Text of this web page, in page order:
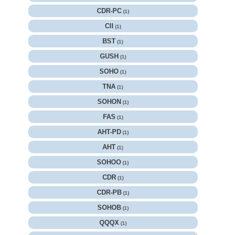
CDR-PC (1)
CII (1)
BST (1)
GUSH (1)
SOHO (1)
TNA (1)
SOHON (1)
FAS (1)
AHT-PD (1)
AHT (1)
SOHOO (1)
CDR (1)
CDR-PB (1)
SOHOB (1)
QQQX (1)